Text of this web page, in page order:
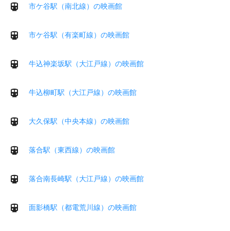
市ケ谷駅（南北線）の映画館
市ケ谷駅（有楽町線）の映画館
牛込神楽坂駅（大江戸線）の映画館
牛込柳町駅（大江戸線）の映画館
大久保駅（中央本線）の映画館
落合駅（東西線）の映画館
落合南長崎駅（大江戸線）の映画館
面影橋駅（都電荒川線）の映画館